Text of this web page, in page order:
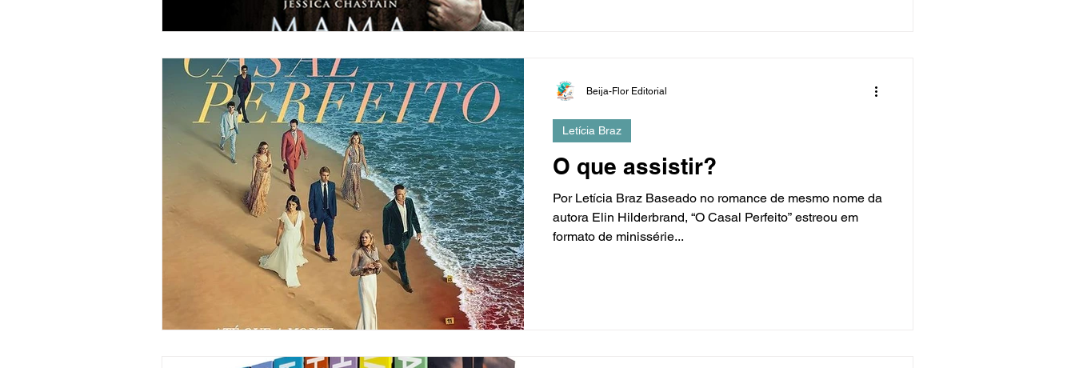
O que assistir?
Por Letícia Braz Baseado no romance de mesmo nome da
autora Elin Hilderbrand, “O Casal Perfeito” estreou em
formato de minissérie...
Letícia Braz
Beija-Flor Editorial